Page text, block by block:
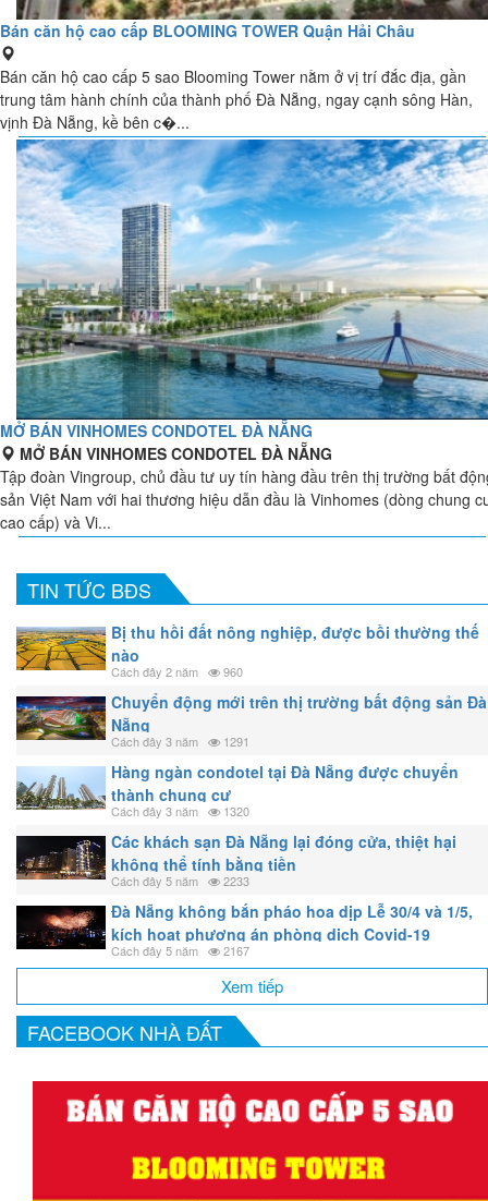
Bán căn hộ cao cấp BLOOMING TOWER Quận Hải Châu
Bán căn hộ cao cấp 5 sao Blooming Tower nằm ở vị trí đắc địa, gần
trung tâm hành chính của thành phố Đà Nẵng, ngay cạnh sông Hàn,
vịnh Đà Nẵng, kề bên c�...
MỞ BÁN VINHOMES CONDOTEL ĐÀ NẴNG
MỞ BÁN VINHOMES CONDOTEL ĐÀ NẴNG
Tập đoàn Vingroup, chủ đầu tư uy tín hàng đầu trên thị trường bất
sản Việt Nam với hai thương hiệu dẫn đầu là Vinhomes (dòng chung
cao cấp) và Vi...
TIN TỨC BĐS
Bị thu hồi đất nông nghiệp, được bồi thường thế
nào
Cách đây 2 năm 960
Chuyển động mới trên thị trường bất động sản Đà
Nẵng
Cách đây 3 năm 1291
Hàng ngàn condotel tại Đà Nẵng được chuyển
thành chung cư
Cách đây 3 năm 1320
Các khách sạn Đà Nẵng lại đóng cửa, thiệt hại
không thể tính bằng tiền
Cách đây 5 năm 2233
Đà Nẵng không bắn pháo hoa dịp Lễ 30/4 và 1/5,
kích hoạt phương án phòng dịch Covid-19
Cách đây 5 năm 2167
Xem tiếp
FACEBOOK NHÀ ĐẤT